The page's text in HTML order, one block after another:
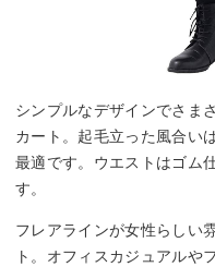
シンプルなデザインでさま
カート。起毛立った風合い
最適です。ウエストはゴム
す。
フレアラインが女性らしい
ト。オフィスカジュアルや